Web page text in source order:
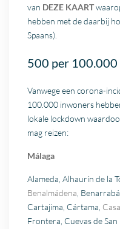
van DEZE KAART
hebben met de daarbij
Spaans).
500 per 100.000
Vanwege een corona-
100.000 inwoners
lokale lockdown
mag reizen:
Málaga
Alameda, Alhaurín de la
Benalmádena,
Cartajima, Cártama,
Frontera, Cuevas de San